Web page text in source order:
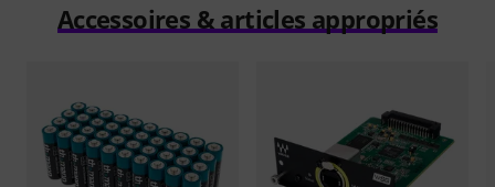
Accessoires & articles appropriés